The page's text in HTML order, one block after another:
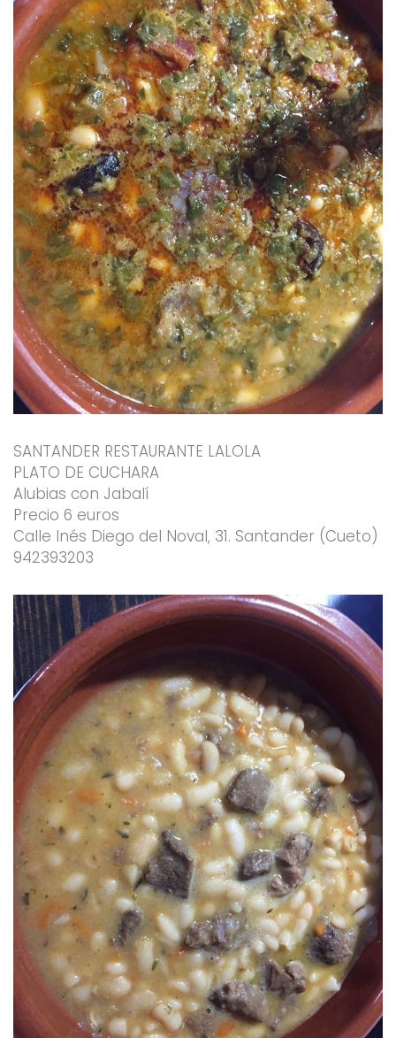
SANTANDER RESTAURANTE LALOLA
PLATO DE CUCHARA
Alubias con Jabalí
Precio 6 euros
Calle Inés Diego del Noval, 31. Santander (Cueto)
942393203